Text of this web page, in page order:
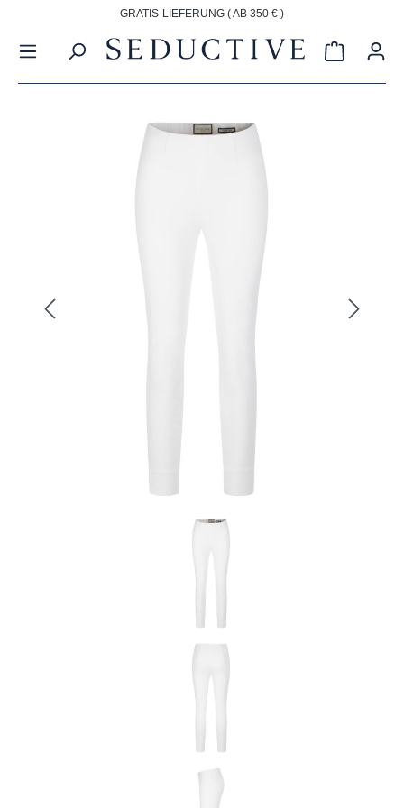
GRATIS-LIEFERUNG ( AB 350 € )